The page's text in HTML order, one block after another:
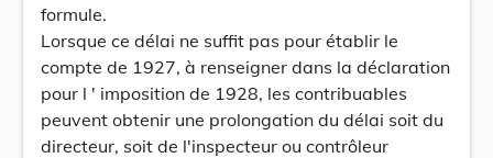
formule.
Lorsque ce délai ne suffit pas pour établir le
compte de 1927, à renseigner dans la déclaration
pour l ' imposition de 1928, les contribuables
peuvent obtenir une prolongation du délai soit du
directeur, soit de l'inspecteur ou contrôleur